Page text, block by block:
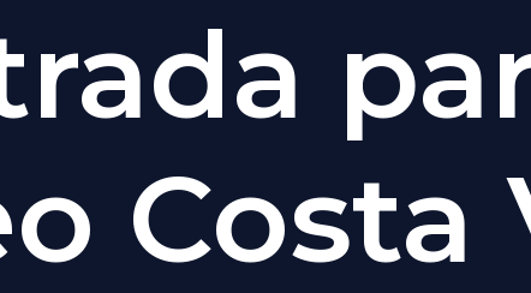
Costa